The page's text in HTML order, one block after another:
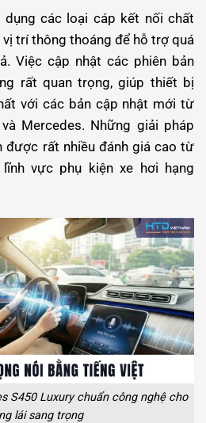
dụng các loại cáp kết nối chất
vị trí thông thoáng để hỗ trợ quá
Việc cập nhật các phiên bản
rất quan trọng, giúp thiết bị
với các bản cập nhật mới từ
Mercedes. Những giải pháp
được rất nhiều đánh giá cao từ
vực phụ kiện xe hơi hạng
S450 Luxury chuẩn công nghệ cho
lái sang trọng